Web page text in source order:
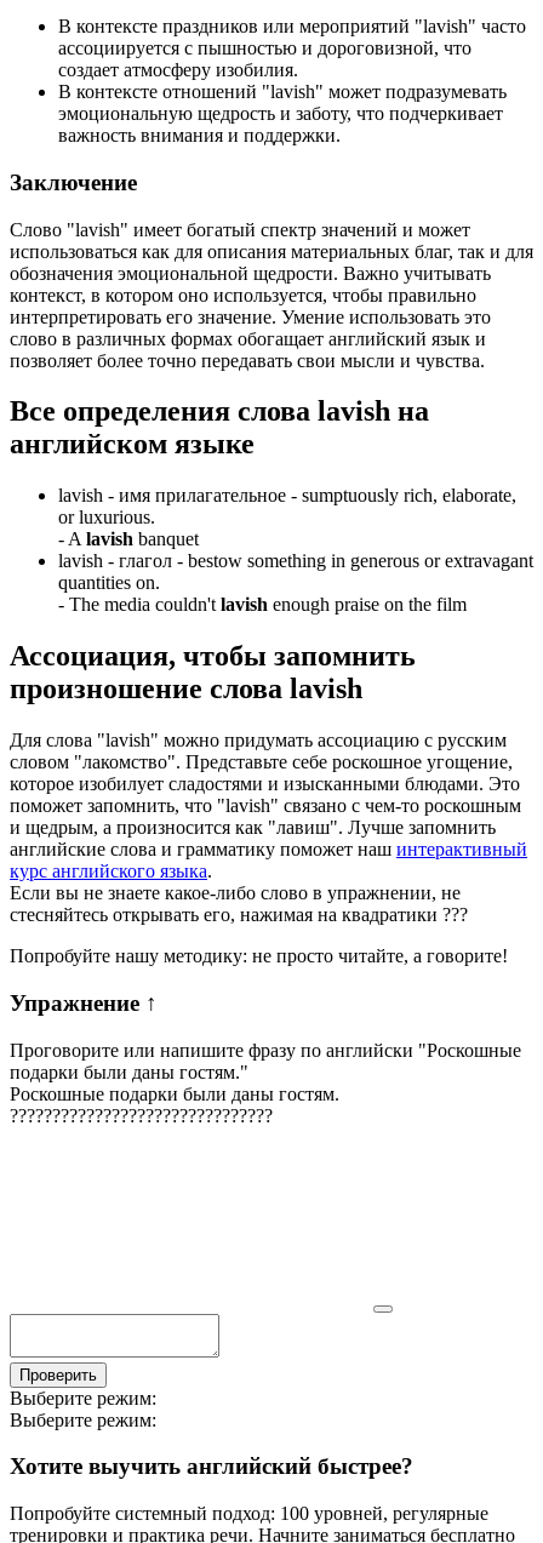
В контексте праздников или мероприятий "lavish" часто
ассоциируется с пышностью и дороговизной, что
создает атмосферу изобилия.
В контексте отношений "lavish" может подразумевать
эмоциональную щедрость и заботу, что подчеркивает
важность внимания и поддержки.
Заключение
Слово "lavish" имеет богатый спектр значений и может
использоваться как для описания материальных благ, так и для
обозначения эмоциональной щедрости. Важно учитывать
контекст, в котором оно используется, чтобы правильно
интерпретировать его значение. Умение использовать это
слово в различных формах обогащает английский язык и
позволяет более точно передавать свои мысли и чувства.
Все определения слова lavish на
английском языке
lavish - имя прилагательное - sumptuously rich, elaborate,
or luxurious.
- A lavish banquet
lavish - глагол - bestow something in generous or extravagant
quantities on.
- The media couldn't lavish enough praise on the film
Ассоциация, чтобы запомнить
произношение слова lavish
Для слова "lavish" можно придумать ассоциацию с русским
словом "лакомство". Представьте себе роскошное угощение,
которое изобилует сладостями и изысканными блюдами. Это
поможет запомнить, что "lavish" связано с чем-то роскошным
и щедрым, а произносится как "лавиш". Лучше запомнить
английские слова и грамматику поможет наш интерактивный
курс английского языка.
Если вы не знаете какое-либо слово в упражнении, не
стесняйтесь открывать его, нажимая на квадратики ???
Попробуйте нашу методику: не просто читайте, а говорите!
Упражнение ↑
Проговорите или напишите фразу по английски "Роскошные
подарки были даны гостям."
Роскошные подарки были даны гостям.
???????????????????????????????
Проверить
Выберите режим:
Выберите режим:
Хотите выучить английский быстрее?
Попробуйте системный подход: 100 уровней, регулярные
тренировки и практика речи. Начните заниматься бесплатно